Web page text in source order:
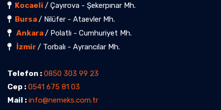
Kocaeli / Çayırova - Şekerpınar Mh.
Bursa/ Nilüfer - Ataevler Mh.
Ankara/ Polatlı - Cumhuriyet Mh.
İzmir/ Torbalı - Ayrancılar Mh.
Telefon : 0850 303 99 23
Cep : 0541 675 81 03
Mail : info@nemeks.com.tr